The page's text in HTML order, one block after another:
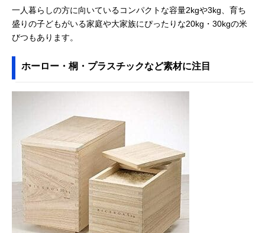
一人暮らしの方に向いているコンパクトな容量2kgや3kg、育ち
盛りの子どもがいる家庭や大家族にぴったりな20kg・30kgの米
びつもあります。
ホーロー・桐・プラスチックなど素材に注目